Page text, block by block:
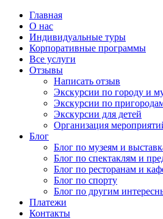
Главная
О нас
Индивидуальные туры
Корпоративные программы
Все услуги
Отзывы
Написать отзыв
Экскурсии по городу и
Экскурсии по
Экскурсии для детей
Организация
Блог
Блог по музеям и
Блог по спектаклям и
Блог по ресторанам и
Блог по спорту
Блог по другим
Платежи
Контакты